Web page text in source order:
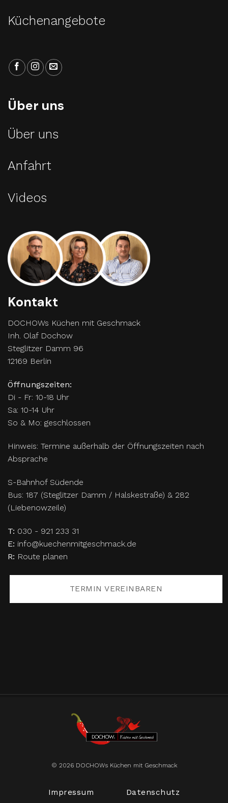
Küchenangebote
Über uns
Über uns
Anfahrt
Videos
Kontakt
DOCHOWs Küchen mit Geschmack
Inh. Olaf Dochow
Steglitzer Damm 96
12169 Berlin
Öffnungszeiten:
Di - Fr: 10-18 Uhr
Sa: 10-14 Uhr
So & Mo: geschlossen
Hinweis: Termine außerhalb der Öffnungszeiten nach
Absprache
S-Bahnhof Südende
Bus: 187 (Steglitzer Damm / Halskestraße) & 282
(Liebenowzeile)
T: 030 - 921 233 31
E: info@kuechenmitgeschmack.de
R: Route planen
TERMIN VEREINBAREN
© 2026 DOCHOWs Küchen mit Geschmack
Impressum Datenschutz